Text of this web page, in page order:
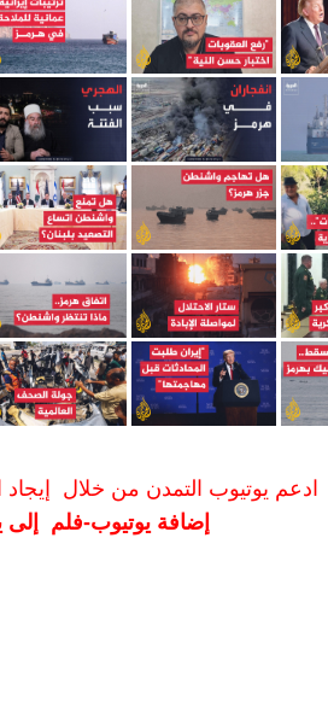
ادعم يوتيوب التمدن من خلال إيجاد
إضافة يوتيوب-فلم إلى